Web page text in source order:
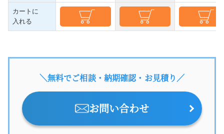
カートに
入れる
＼無料でご相談・納期確認・お見積り／
お問い合わせ